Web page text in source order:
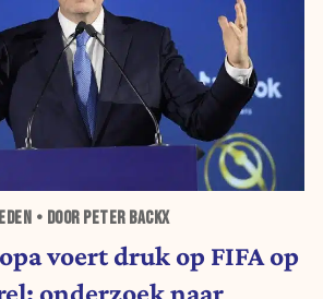
• DOOR PETER BACKX
voert druk op FIFA op
onderzoek naar